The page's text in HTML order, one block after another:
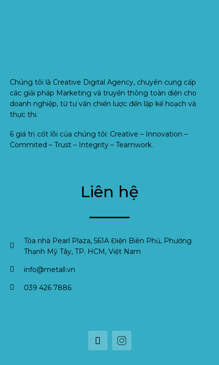
Chúng tôi là Creative Digital Agency, chuyên cung cấp
các giải pháp Marketing và truyền thông toàn diện cho
doanh nghiệp, từ tư vấn chiến lược đến lập kế hoạch và
thực thi.
6 giá trị cốt lõi của chúng tôi: Creative – Innovation –
Commited – Trust – Integrity – Teamwork.
Liên hệ
Tòa nhà Pearl Plaza, 561A Điện Biên Phủ, Phường
Thạnh Mỹ Tây, TP. HCM, Việt Nam
info@metall.vn
039 426 7886